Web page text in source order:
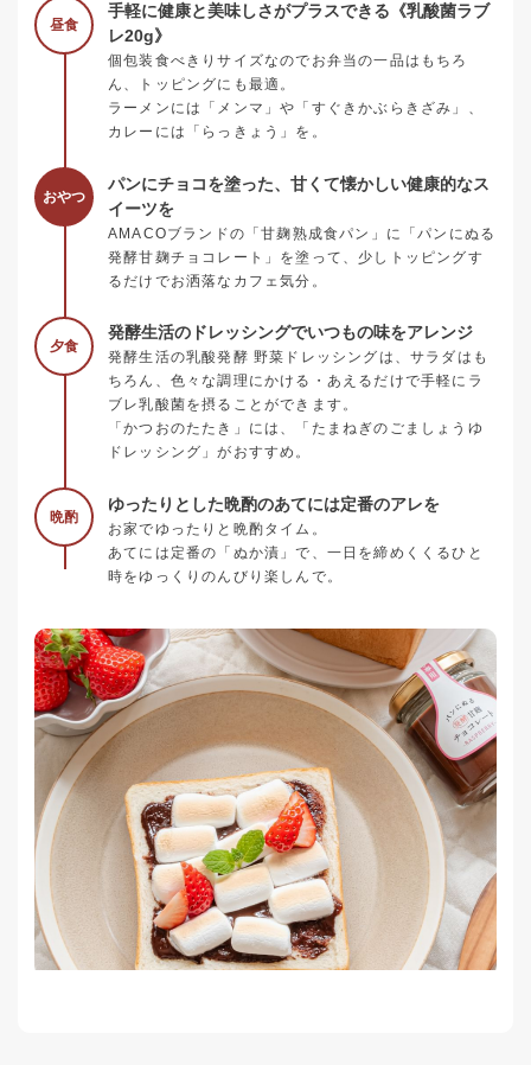
昼食
手軽に健康と美味しさがプラスできる《乳酸菌ラブ
レ20g》
個包装食べきりサイズなのでお弁当の一品はもちろ
ん、トッピングにも最適。
ラーメンには「メンマ」や「すぐきかぶらきざみ」、
カレーには「らっきょう」を。
おやつ
パンにチョコを塗った、甘くて懐かしい健康的なス
イーツを
AMACOブランドの「甘麹熟成食パン」に「パンにぬる
発酵甘麹チョコレート」を塗って、少しトッピングす
るだけでお洒落なカフェ気分。
夕食
発酵生活のドレッシングでいつもの味をアレンジ
発酵生活の乳酸発酵 野菜ドレッシングは、サラダはも
ちろん、色々な調理にかける・あえるだけで手軽にラ
ブレ乳酸菌を摂ることができます。
「かつおのたたき」には、「たまねぎのごましょうゆ
ドレッシング」がおすすめ。
晩酌
ゆったりとした晩酌のあてには定番のアレを
お家でゆったりと晩酌タイム。
あてには定番の「ぬか漬」で、一日を締めくくるひと
時をゆっくりのんびり楽しんで。